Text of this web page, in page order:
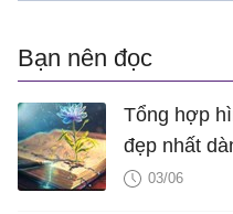
Bạn nên đọc
Tổng hợp
đẹp nhất
03/06